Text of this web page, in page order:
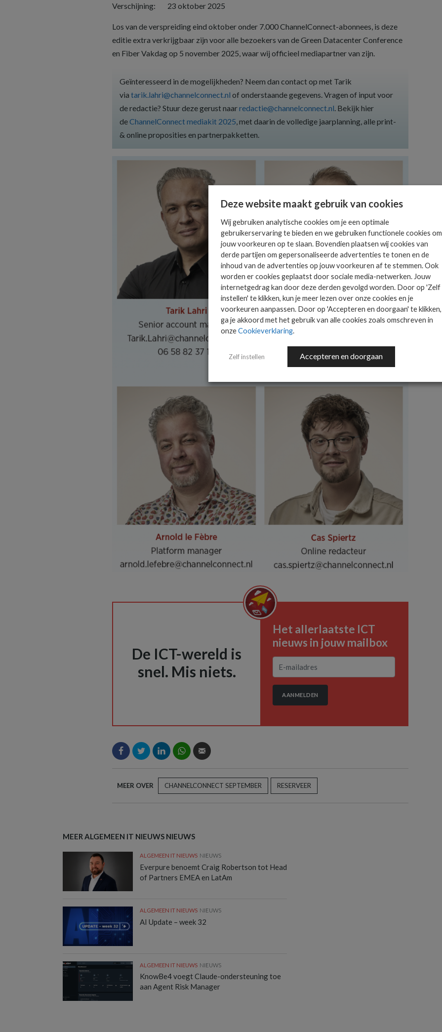
Verschijning: 23 oktober 2025
Los van de verspreiding eind oktober onder 7.000 ChannelConnect-abonnees, is deze
editie extra verkrijgbaar zijn voor alle bezoekers van de Green Datacenter Conference
en Fiber Vakdag op 5 november 2025, waar wij officieel mediapartner van zijn.
Geïnteresseerd in de mogelijkheden? Neem dan contact op met Tarik
via tarik.lahri@channelconnect.nl of onderstaande gegevens. Vragen of input voor
de redactie? Stuur deze gerust naarredactie@channelconnect.nl . Bekijk hier
deChannelConnect mediakit 2025 , met daarin de volledige jaarplanning, alle print-
& online proposities en partnerpakketten.
De ICT-wereld is
snel. Mis niets.
Het allerlaatste ICT
nieuws in jouw mailbox
AANMELDEN
MEER OVER CHANNELCONNECT SEPTEMBER RESERVEER
MEER ALGEMEEN IT NIEUWS NIEUWS
ALGEMEEN IT NIEUWS NIEUWS
Everpure benoemt Craig Robertson tot Head
of Partners EMEA en LatAm
ALGEMEEN IT NIEUWS NIEUWS
AI Update – week 32
ALGEMEEN IT NIEUWS NIEUWS
KnowBe4 voegt Claude-ondersteuning toe
aan Agent Risk Manager
Deze website maakt gebruik van cookies
Wij gebruiken analytische cookies om je een optimale
gebruikerservaring te bieden en we gebruiken functionele cookies om
jouw voorkeuren op te slaan. Bovendien plaatsen wij cookies van
derde partijen om gepersonaliseerde advertenties te tonen en de
inhoud van de advertenties op jouw voorkeuren af te stemmen. Ook
worden er cookies geplaatst door sociale media-netwerken. Jouw
internetgedrag kan door deze derden gevolgd worden. Door op 'Zelf
instellen' te klikken, kun je meer lezen over onze cookies en je
voorkeuren aanpassen. Door op 'Accepteren en doorgaan' te klikken,
ga je akkoord met het gebruik van alle cookies zoals omschreven in
onzeCookieverklaring.
Zelf instellen Accepteren en doorgaan